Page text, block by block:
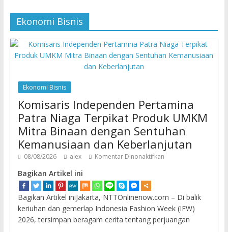
Ekonomi Bisnis
Ekonomi Bisnis
Komisaris Independen Pertamina
Patra Niaga Terpikat Produk UMKM
Mitra Binaan dengan Sentuhan
Kemanusiaan dan Keberlanjutan
08/08/2026 alex Komentar Dinonaktifkan
Bagikan Artikel ini
Bagikan Artikel iniJakarta, NTTOnlinenow.com – Di balik
keriuhan dan gemerlap Indonesia Fashion Week (IFW)
2026, tersimpan beragam cerita tentang perjuangan